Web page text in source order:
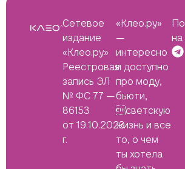
Сетевое
издание
«Клео.ру»
Реестровая
запись ЭЛ
№ ФС 77 —
86153
от 19.10.2023
г.
«Клео.ру»
—
интересно
и доступно
про моду,
бьюти,
светскую
жизнь и все
то, о чем
ты хотела
на